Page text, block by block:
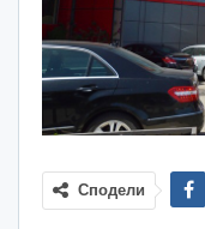
Сподели